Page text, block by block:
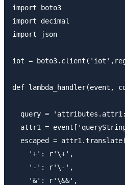
import boto3
import decimal
import json
iot =
def lambda_handler(event,
query =
attr1 =
escaped =
    '+': r'\+',
    '-': r'\-',
    '&': r'\&&',